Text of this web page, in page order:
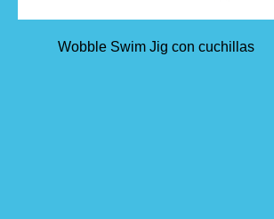
Wobble Swim Jig con cuchillas